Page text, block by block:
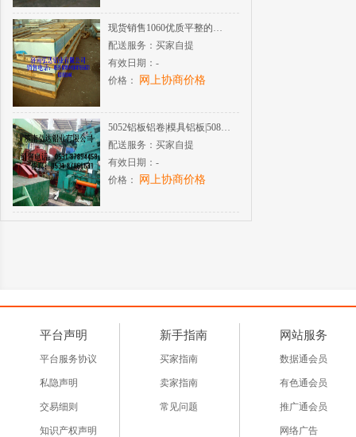
现货销售1060优质平整的纯铝板
配送服务： 买家自提
有效日期： -
价格：
网上协商价格
5052铝板铝卷|模具铝板|5083铝板铝卷|造船用铝板
配送服务： 买家自提
有效日期： -
价格：
网上协商价格
平台声明
平台服务协议
私隐声明
交易细则
知识产权声明
新手指南
买家指南
卖家指南
常见问题
网站服务
数据通会员
有色通会员
推广通会员
网络广告